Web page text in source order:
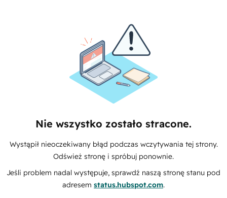
Nie wszystko zostało stracone.
Wystąpił nieoczekiwany błąd podczas wczytywania tej strony.
Odśwież stronę i spróbuj ponownie.
Jeśli problem nadal występuje, sprawdź naszą stronę stanu pod
adresem status.hubspot.com.